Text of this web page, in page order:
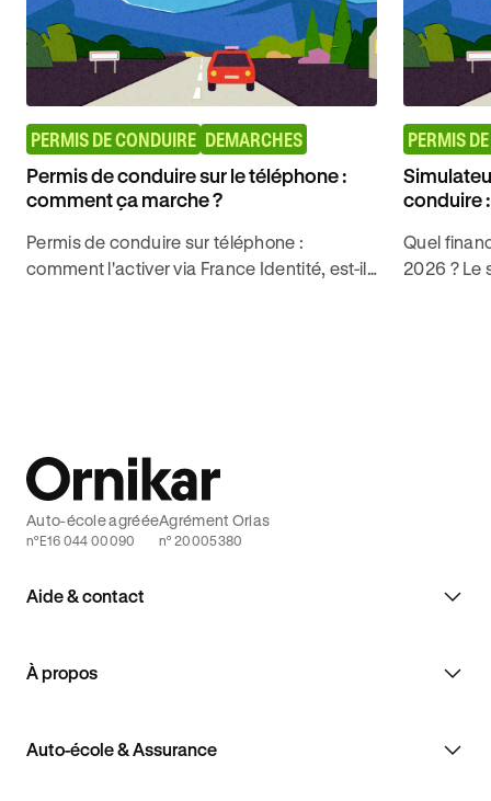
PERMIS DE CONDUIRE DEMARCHES
Permis de conduire sur le téléphone :
comment ça marche ?
Permis de conduire sur téléphone :
comment l'activer via France Identité, est-il
PERMIS
conduire
Quel
2026 ? Le
Aide & contact
À propos
Auto-école & Assurance
Auto-école agréée
n°E16 044 00090
Agrément Orias
n° 20005380